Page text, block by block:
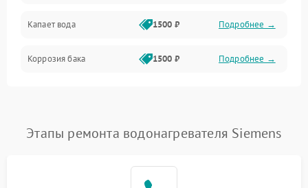
Капает вода 1500 ₽ Подробнее →
Коррозия бака 1500 ₽ Подробнее →
Этапы ремонта водонагревателя Siemens